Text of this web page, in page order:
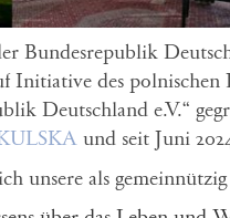
Bundesrepublik
Initiative des polnischen
Deutschland e.V.“
und seit Juni
unsere als